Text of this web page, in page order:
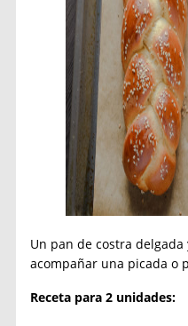
Un pan de costra
acompañar una picada o
Receta para 2 unidades: